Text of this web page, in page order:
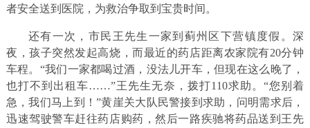
者安全送到医院，为救治争取到宝贵时间。
还有一次，市民王先生一家到蓟州区下营镇度假。深
夜，孩子突然发起高烧，而最近的药店距离农家院有20分钟
车程。“我们一家都喝过酒，没法儿开车，但现在这么晚了，
也打不到出租车……”王先生无奈，拨打110求助。“您别着
急，我们马上到！”黄崖关大队民警接到求助，问明需求后，
迅速驾驶警车赶往药店购药，然后一路疾驰将药品送到王先